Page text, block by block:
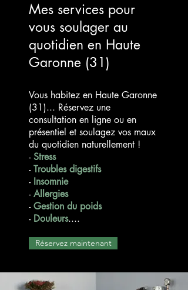
Mes services pour
vous soulager au
quotidien en Haute
Garonne (31)
Vous habitez en Haute Garonne
(31)... Réservez une
consultation en ligne ou en
présentiel et soulagez vos maux
du quotidien naturellement !
-Stress
-Troubles digestifs
- Insomnie
-Allergies
-Gestion du poids
- Douleurs....
Réservez maintenant